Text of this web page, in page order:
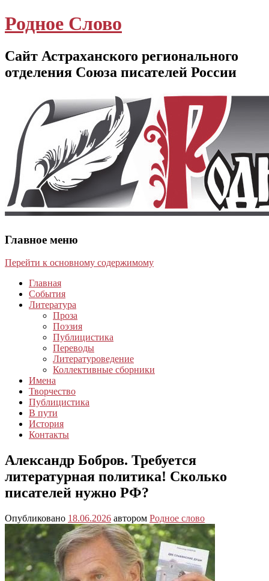
Родное Слово
Сайт Астраханского регионального
отделения Союза писателей России
Главное меню
Перейти к основному содержимому
Главная
События
Литература
Проза
Поэзия
Публицистика
Переводы
Литературоведение
Коллективные сборники
Имена
Творчество
Публицистика
В пути
История
Контакты
Александр Бобров. Требуется
литературная политика! Сколько
писателей нужно РФ?
Опубликовано 18.06.2026 автором Родное слово